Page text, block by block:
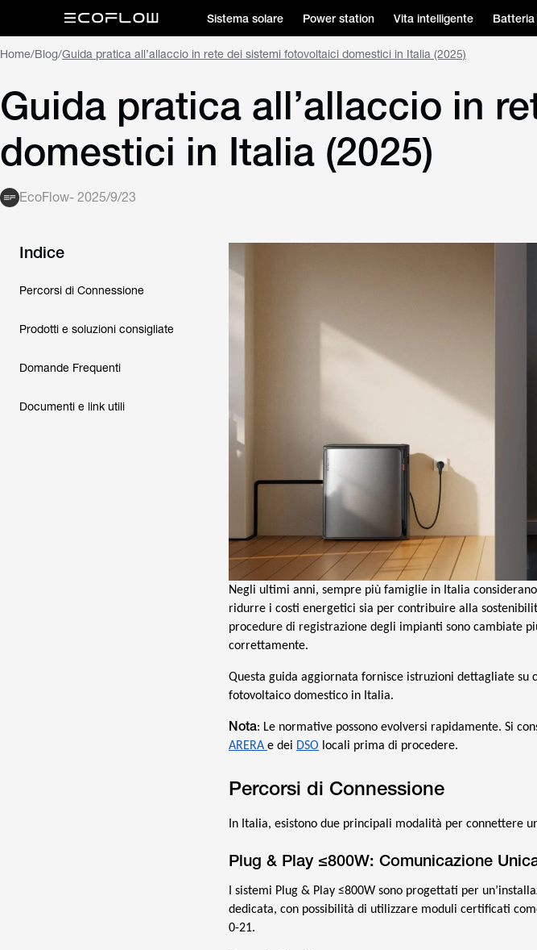
Sistema solare Power station Vita intelligente
Home/Blog/Guida pratica all’allaccio in rete dei sistemi fotovoltaici domestici in Italia (2025)
Guida pratica all’allaccio in
domestici in Italia (2025)
EcoFlow- 2025/9/23
Indice
Percorsi di Connessione
Prodotti e soluzioni consigliate
Domande Frequenti
Documenti e link utili
Negli ultimi anni, sempre più famiglie in Italia
ridurre i costi energetici sia per contribuire alla
procedure di registrazione degli impianti sono cambiate
correttamente.
Questa guida aggiornata fornisce istruzioni dettagliate
fotovoltaico domestico in Italia.
Nota: Le normative possono evolversi rapidamente. Si
ARERA e dei DSO locali prima di procedere.
Percorsi di Connessione
In Italia, esistono due principali modalità per connettere
Plug & Play ≤800W: Comunicazione
I sistemi Plug & Play ≤800W sono progettati per
dedicata, con possibilità di utilizzare moduli certificati
0-21.